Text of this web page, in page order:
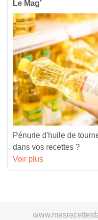
Le Mag’
Pénurie d'huile de
dans vos recettes ?
Voir plus